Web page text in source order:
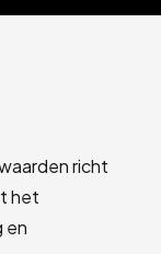
richt
het
en